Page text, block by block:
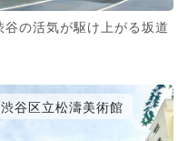
谷の活気が駆け上がる坂道
渋谷区立松濤美術館